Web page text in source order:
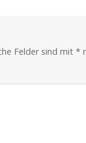
Felder sind mit *